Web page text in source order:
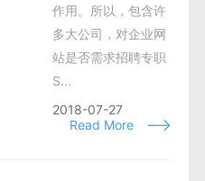
作用。所以，包含许
多大公司，对企业网
站是否需求招聘专职
S...
2018-07-27
Read More